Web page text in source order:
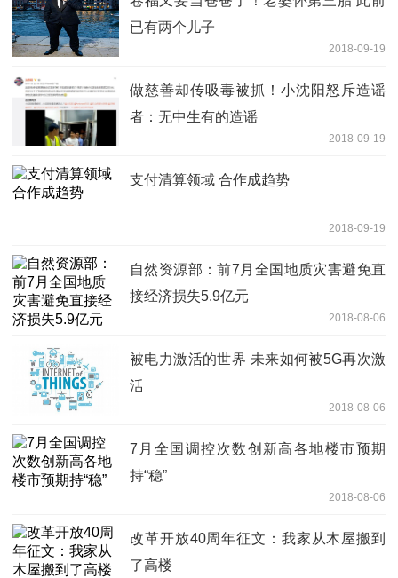
已有两个儿子
2018-09-19
做慈善却传吸毒被抓！小沈阳怒斥造谣
者：无中生有的造谣
2018-09-19
支付清算领域 合作成趋势
2018-09-19
自然资源部：前7月全国地质灾害避免直
接经济损失5.9亿元
2018-08-06
被电力激活的世界 未来如何被5G再次激
活
2018-08-06
7月全国调控次数创新高各地楼市预期
持“稳”
2018-08-06
改革开放40周年征文：我家从木屋搬到
了高楼